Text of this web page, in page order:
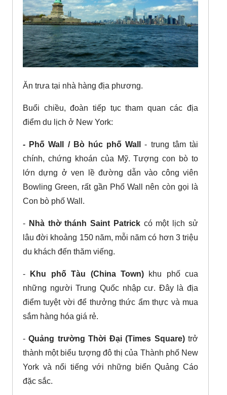
Ăn trưa tại nhà hàng địa phương.
Buổi chiều, đoàn tiếp tục tham quan các địa
điểm du lịch ở New York:
- Phố Wall / Bò húc phố Wall
- trung tâm tài
chính, chứng khoán của Mỹ. Tượng con bò to
lớn dựng ở ven lề đường dẫn vào công viên
Bowling Green, rất gần Phố Wall nên còn gọi là
Con bò phố Wall.
- Nhà thờ thánh Saint Patrickcó một lịch sử
lâu đời khoảng 150 năm, mỗi năm có hơn 3 triệu
du khách đến thăm viếng.
- Khu phố Tàu (China Town)khu phố cua
những người Trung Quốc nhập cư. Đây là địa
điểm tuyệt vời để thưởng thức ẩm thực và mua
sắm hàng hóa giá rẻ.
-Quảng trường Thời Đại (Times Square)trở
thành một biểu tượng đô thị của Thành phố New
York và nổi tiếng với những biển Quảng Cáo
đặc sắc.